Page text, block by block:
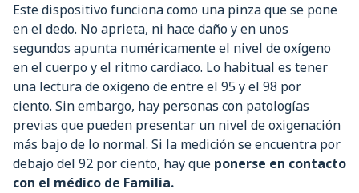
Este dispositivo funciona como una pinza que se pone
en el dedo. No aprieta, ni hace daño y en unos
segundos apunta numéricamente el nivel de oxígeno
en el cuerpo y el ritmo cardiaco. Lo habitual es tener
una lectura de oxígeno de entre el 95 y el 98 por
ciento. Sin embargo, hay personas con patologías
previas que pueden presentar un nivel de oxigenación
más bajo de lo normal. Si la medición se encuentra por
debajo del 92 por ciento, hay que ponerse en contacto
con el médico de Familia.